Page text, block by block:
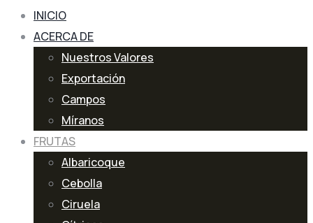
INICIO
ACERCA DE
Nuestros Valores
Exportación
Campos
Míranos
FRUTAS
Albaricoque
Cebolla
Ciruela